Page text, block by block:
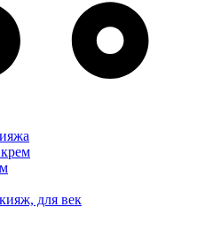
для век